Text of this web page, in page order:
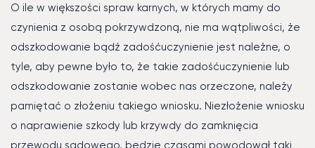
O ile w większości spraw karnych, w których mamy do
czynienia z osobą pokrzywdzoną, nie ma wątpliwości, że
odszkodowanie bądź zadośćuczynienie jest należne, o
tyle, aby pewne było to, że takie zadośćuczynienie lub
odszkodowanie zostanie wobec nas orzeczone, należy
pamiętać o złożeniu takiego wniosku. Niezłożenie wniosku
o naprawienie szkody lub krzywdy do zamknięcia
przewodu sądowego, będzie czasami powodował taki